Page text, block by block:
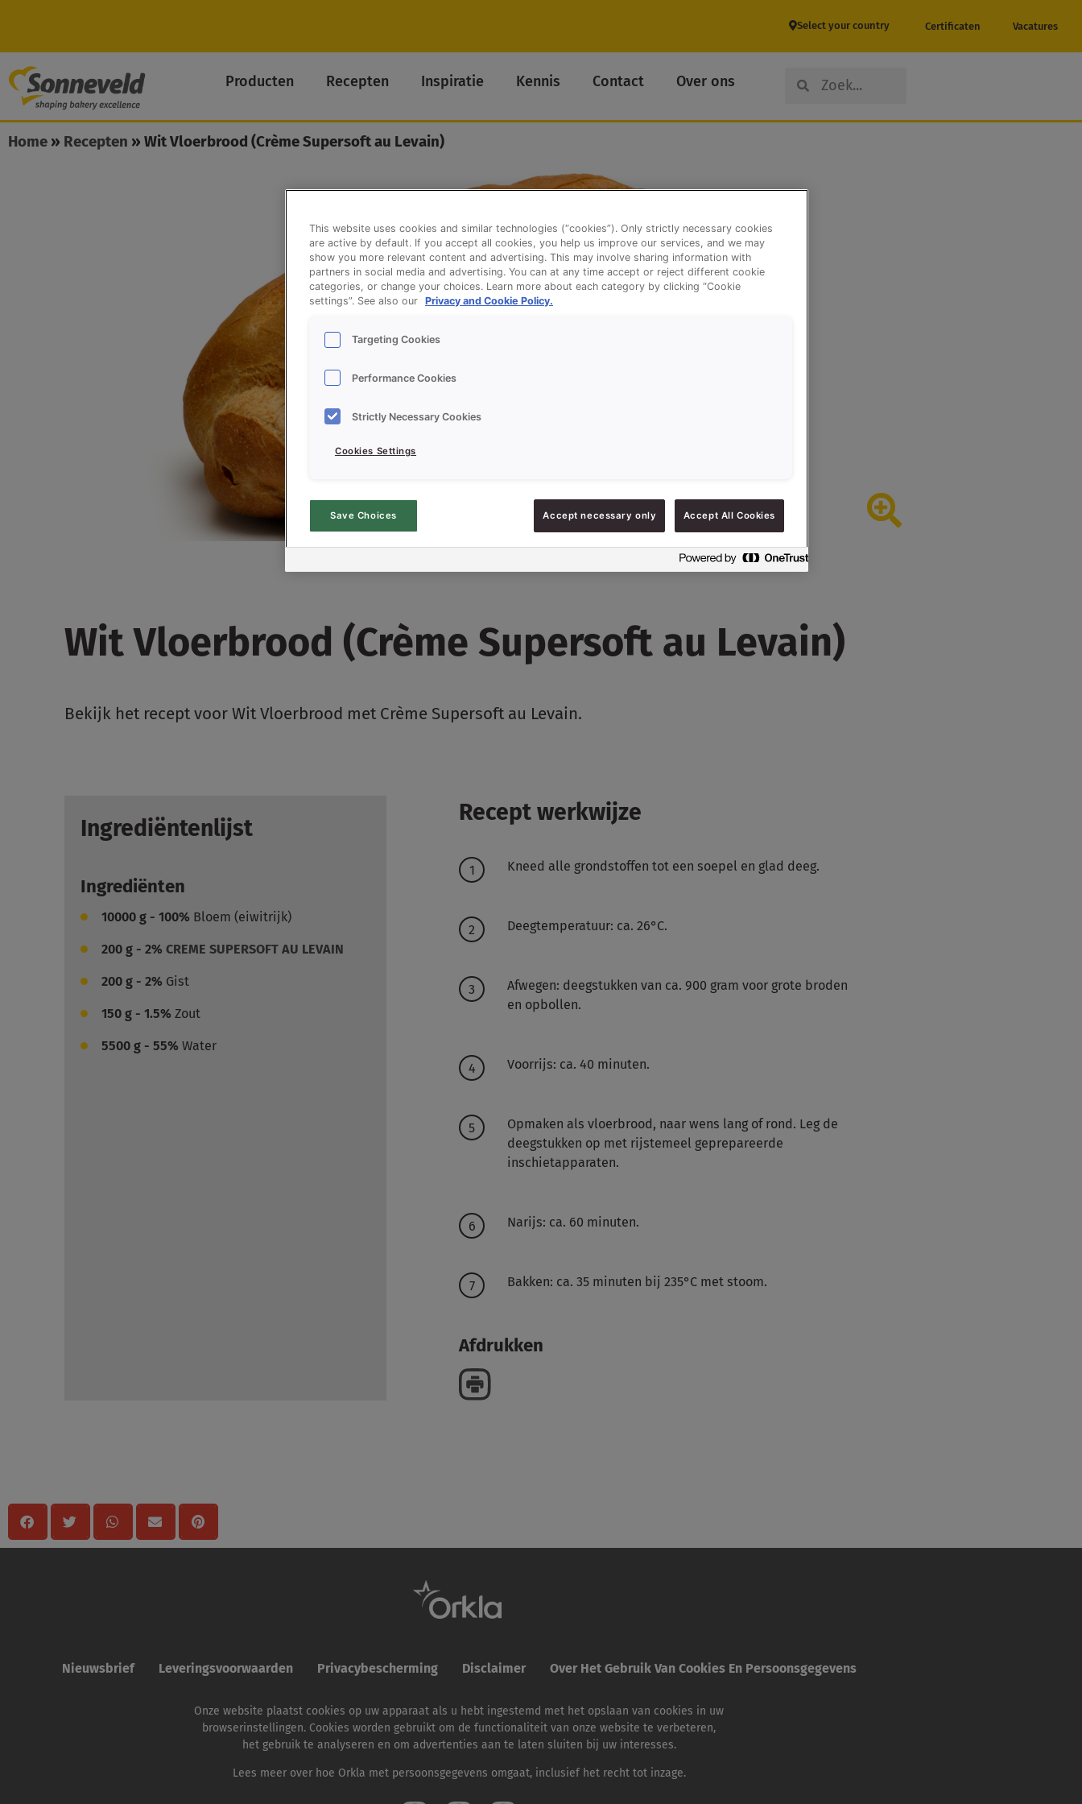
Select your country Certificaten Vacatures
Producten Recepten Inspiratie Kennis Contact Over ons SearchSearch
Home » Recepten » Wit Vloerbrood (Crème Supersoft au Levain)
Wit Vloerbrood (Crème Supersoft au Levain)
Bekijk het recept voor Wit Vloerbrood met Crème Supersoft au Levain.
Ingrediëntenlijst
Ingrediënten
10000 g - 100% Bloem (eiwitrijk)
200 g - 2% CREME SUPERSOFT AU LEVAIN
200 g - 2% Gist
150 g - 1.5% Zout
5500 g - 55% Water
Recept werkwijze
Kneed alle grondstoffen tot een soepel en glad deeg.
Deegtemperatuur: ca. 26°C.
Afwegen: deegstukken van ca. 900 gram voor grote broden
en opbollen.
Voorrijs: ca. 40 minuten.
Opmaken als vloerbrood, naar wens lang of rond. Leg de
deegstukken op met rijstemeel geprepareerde
inschietapparaten.
Narijs: ca. 60 minuten.
Bakken: ca. 35 minuten bij 235°C met stoom.
Afdrukken
Nieuwsbrief Leveringsvoorwaarden Privacybescherming Disclaimer Over Het Gebruik Van Cookies En Persoonsgegevens
Onze website plaatst cookies op uw apparaat als u hebt ingestemd met het opslaan van cookies in uw
browserinstellingen. Cookies worden gebruikt om de functionaliteit van onze website te verbeteren,
het gebruik te analyseren en om advertenties aan te laten sluiten bij uw interesses.
Lees meer over hoe Orkla met persoonsgegevens omgaat, inclusief het recht tot inzage.
This website uses cookies and similar technologies (“cookies”). Only strictly necessary cookies
are active by default. If you accept all cookies, you help us improve our services, and we may
show you more relevant content and advertising. This may involve sharing information with
partners in social media and advertising. You can at any time accept or reject different cookie
categories, or change your choices. Learn more about each category by clicking “Cookie
settings”. See also our Privacy and Cookie Policy.
Targeting Cookies
Performance Cookies
Strictly Necessary Cookies
Cookies Settings
Save Choices Accept necessary only Accept All Cookies